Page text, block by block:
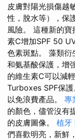
皮膚對陽光損傷越
性，脫水等），保
風險。 這種新的
素C增加SPF 50
色素斑點。 藻類衍
和氨基酸保護，增
的維生素C可以減
Turboxes SPF保
以免浪費產品。 專
的顏色，儘管沒有
的皮膚圖像。 植牙
們喜歡明亮，新鮮